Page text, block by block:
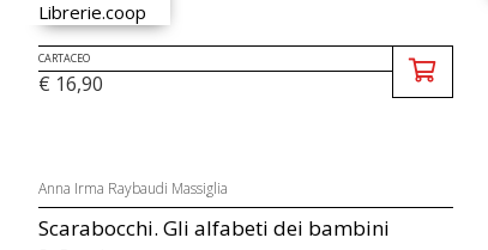
CARTACEO
€ 16,90
Anna Irma Raybaudi Massiglia
Scarabocchi. Gli alfabeti dei bambini